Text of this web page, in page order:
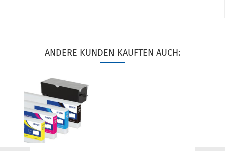
ANDERE KUNDEN KAUFTEN AUCH: